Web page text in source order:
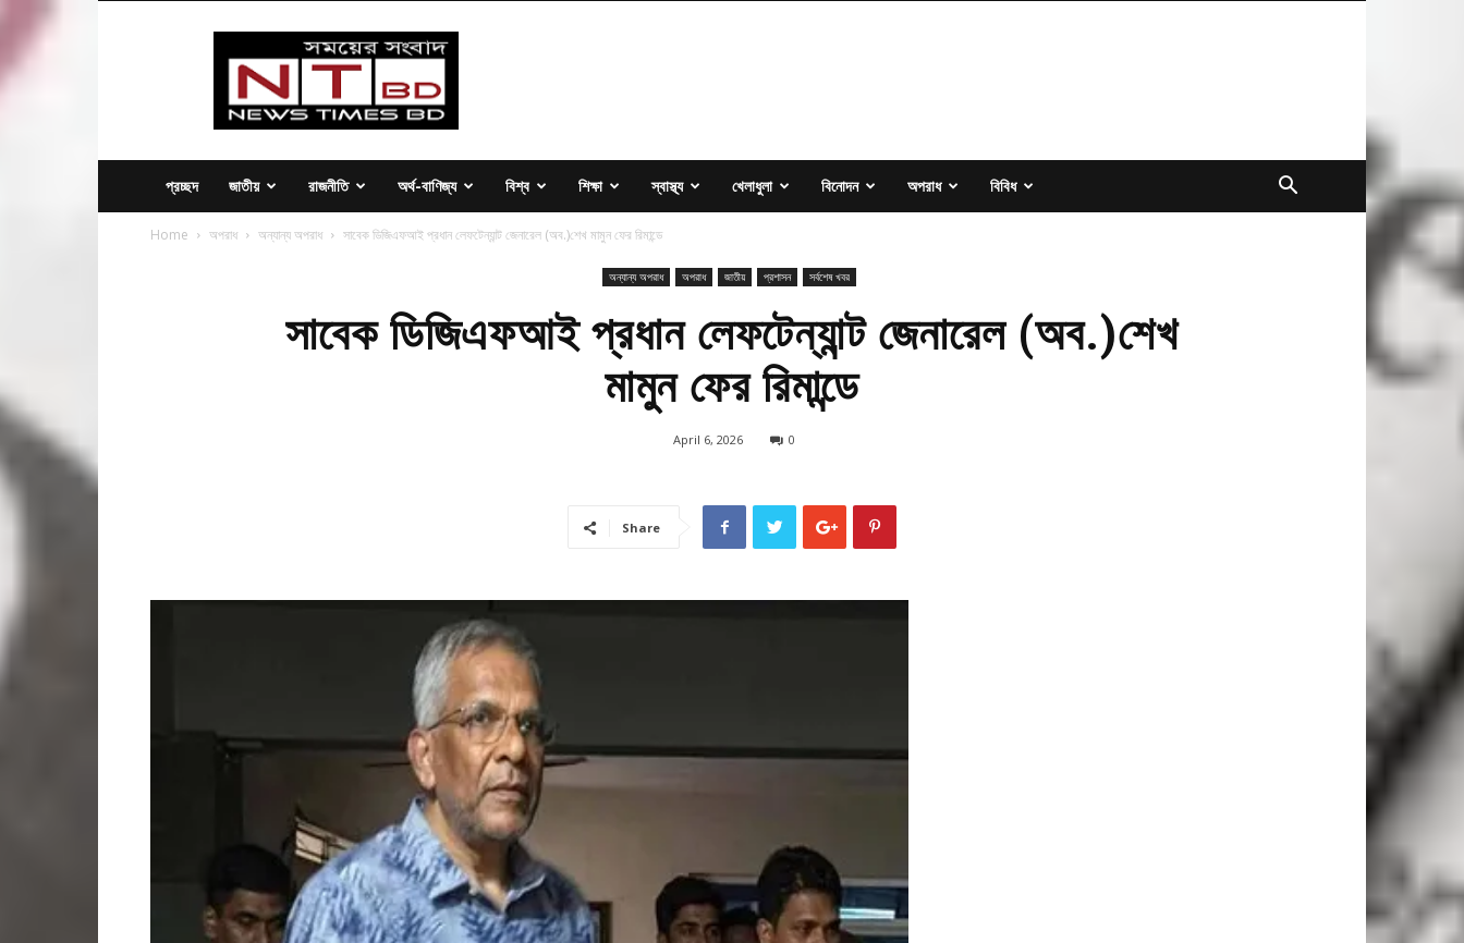
Times
প্রচ্ছদ জাতীয় রাজনীতি অর্থ-বাণিজ্য বিশ্ব শিক্ষা স্বাস্থ্য খেলাধুলা বিনোদন অপরাধ বিবিধ
Home অপরাধ অন্যান্য অপরাধ সাবেক ডিজিএফআই প্রধান লেফটেন্যান্ট জেনারেল (অব.)শেখ মামুন ফের রিমান্ডে
অন্যান্য অপরাধ অপরাধ জাতীয় প্রশাসন সর্বশেষ খবর
সাবেক ডিজিএফআই প্রধান লেফটেন্যান্ট জেনারেল (অব.)শেখ
মামুন ফের রিমান্ডে
April 6, 2026 0
Share